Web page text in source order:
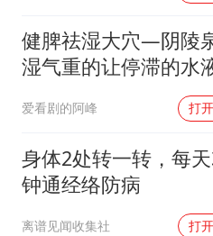
梁家
健脾祛湿大穴—阴陵
湿气重的让停滞的水
爱看剧的阿峰 打
身体2处转一转，每
钟通经络防病
离谱见闻收集社 打